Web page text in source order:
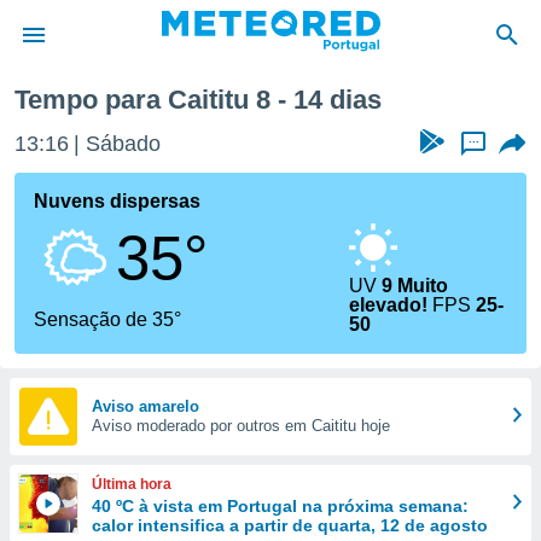
da
foi
fornecidas
a este
das
e
forma
digital
Tempo para Caititu 8 - 14 dias
13:16 Sábado ...
Nuvens dispersas
35°
Sensação de 35°
UV9 Muito
elevado! FPS25-
50
Aviso amarelo
Aviso moderado por outros em Caititu hoje
Última hora
40 ºC à vista em Portugal na próxima semana:
calor intensifica a partir de quarta, 12 de agosto